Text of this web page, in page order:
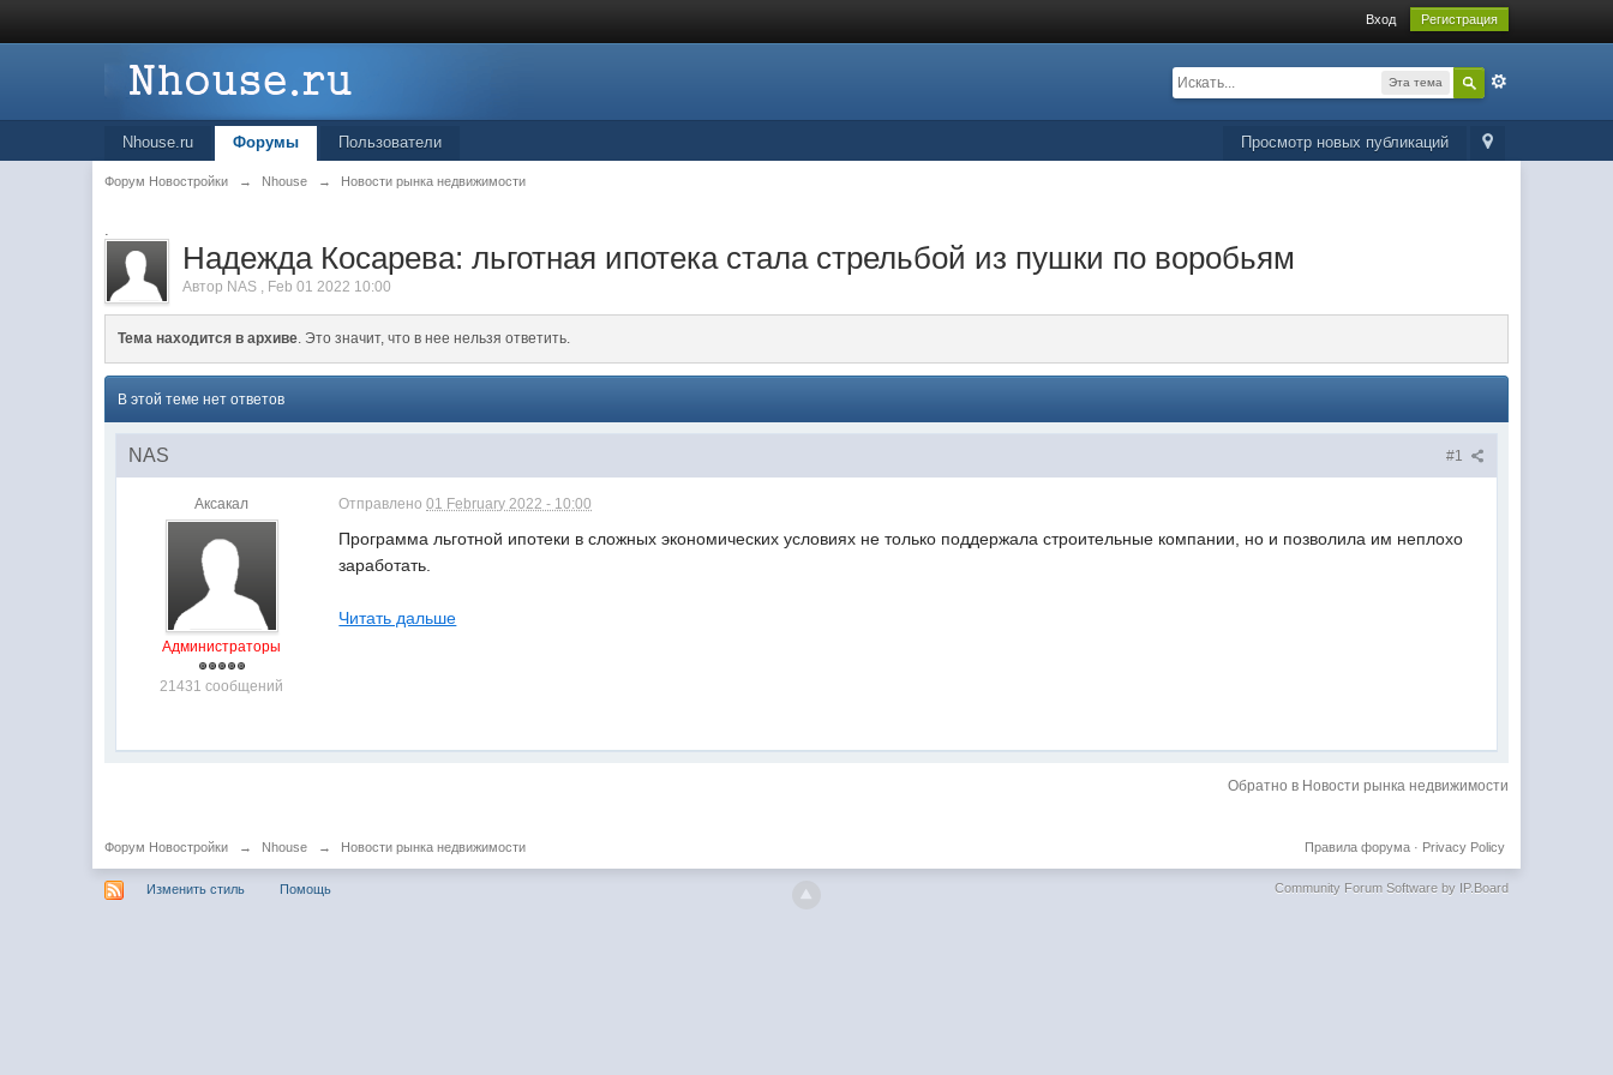
Вход Регистрация
Эта тема
Просмотр новых публикаций
Nhouse.ru Форумы Пользователи
Форум Новостройки → Nhouse → Новости рынка недвижимости
.
Надежда Косарева: льготная ипотека стала стрельбой из пушки по воробьям
Автор NAS , Feb 01 2022 10:00
Тема находится в архиве. Это значит, что в нее нельзя ответить.
В этой теме нет ответов
#1
NAS
Аксакал
Администраторы
21431 сообщений
Отправлено01 February 2022 - 10:00
Программа льготной ипотеки в сложных экономических условиях не только поддержала строительные компании, но и позволила им неплохо
заработать.
Читать дальше
Обратно в Новости рынка недвижимости
Форум Новостройки → Nhouse → Новости рынка недвижимости Privacy Policy
Правила форума·
Изменить стиль Помощь Community Forum Software by IP.Board